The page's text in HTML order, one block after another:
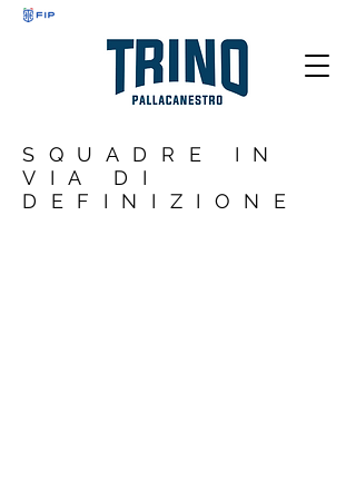
SQUADRE IN
VIA DI
DEFINIZIONE